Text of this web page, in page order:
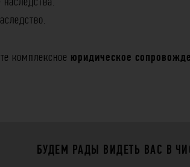
комплексное юридическое
БУДЕМ РАДЫ ВИДЕТЬ ВАС В